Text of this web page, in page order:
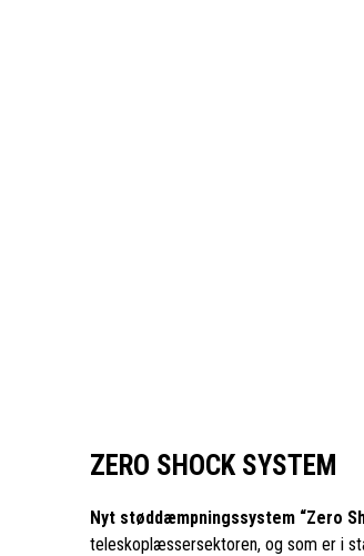
ZERO SHOCK SYSTEM
Nyt støddæmpningssystem “Zero
teleskoplæssersektoren, og som er i